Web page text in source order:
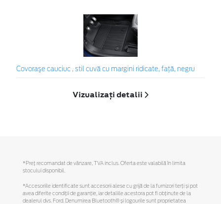
Covoraşe cauciuc , stil cuvă cu margini ridicate, față, negru
Vizualizați detalii
*Preţ recomandat de vânzare, TVA inclus. Oferta este valabilă în limita
stocului disponibil.
*Accesoriile identificate sunt accesorii alese cu grijă de la furnizori terți și pot
avea diferite condiții de garanție, iar detaliile acestora pot fi obținute de la
dealerul dvs. Ford. Denumirea Bluetooth® și logourile sunt proprietatea